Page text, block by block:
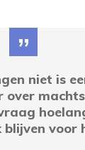
”
niet is
voor